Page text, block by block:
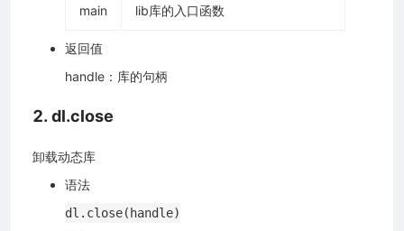
main lib库的入口函数
返回值
handle：库的句柄
2. dl.close
卸载动态库
语法
dl.close(handle)